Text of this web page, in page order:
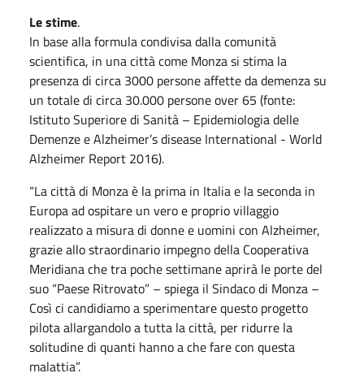
Le stime.
In base alla formula condivisa dalla comunità
scientifica, in una città come Monza si stima la
presenza di circa 3000 persone affette da demenza su
un totale di circa 30.000 persone over 65 (fonte:
Istituto Superiore di Sanità – Epidemiologia delle
Demenze e Alzheimer’s disease International - World
Alzheimer Report 2016).
“La città di Monza è la prima in Italia e la seconda in
Europa ad ospitare un vero e proprio villaggio
realizzato a misura di donne e uomini con Alzheimer,
grazie allo straordinario impegno della Cooperativa
Meridiana che tra poche settimane aprirà le porte del
suo “Paese Ritrovato” – spiega il Sindaco di Monza –
Così ci candidiamo a sperimentare questo progetto
pilota allargandolo a tutta la città, per ridurre la
solitudine di quanti hanno a che fare con questa
malattia”.